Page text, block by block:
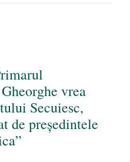
vrea
Secuiesc,
de președintele